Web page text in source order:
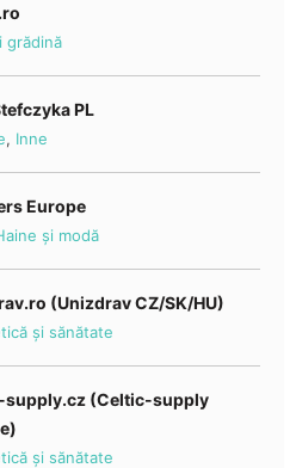
grădină
PL
, Inne
Europe
și modă
(Unizdrav CZ/SK/HU)
și sănătate
supply.cz (Celtic-supply
și sănătate